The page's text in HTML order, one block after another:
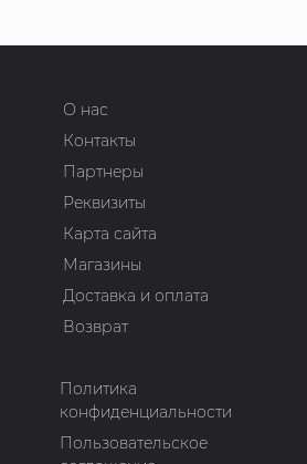
О нас
Контакты
Партнеры
Реквизиты
Карта сайта
Магазины
Доставка и оплата
Возврат
Политика
конфиденциальности
Пользовательское